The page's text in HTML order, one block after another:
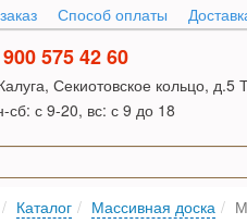
Способ оплаты
575 42 60
Секиотовское кольцо, д.5
сб: с 9-20, вс: с 9 до 18
Каталог Массивная доска